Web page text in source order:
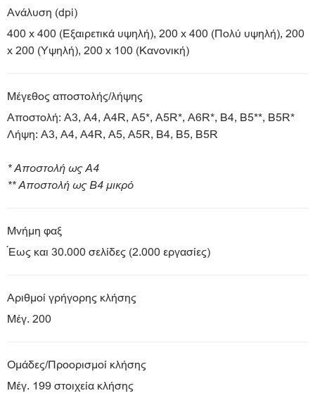
Ανάλυση (dpi)
400 x 400 (Εξαιρετικά υψηλή), 200 x 400 (Πολύ υψηλή), 200
x 200 (Υψηλή), 200 x 100 (Κανονική)
Μέγεθος αποστολής/λήψης
Αποστολή: A3, A4, A4R, A5*, A5R*, A6R*, B4, B5**, B5R*
Λήψη: A3, A4, A4R, A5, A5R, B4, B5, B5R
* Αποστολή ως A4
** Αποστολή ως B4 μικρό
Μνήμη φαξ
Έως και 30.000 σελίδες (2.000 εργασίες)
Αριθμοί γρήγορης κλήσης
Μέγ. 200
Ομάδες/Προορισμοί κλήσης
Μέγ. 199 στοιχεία κλήσης